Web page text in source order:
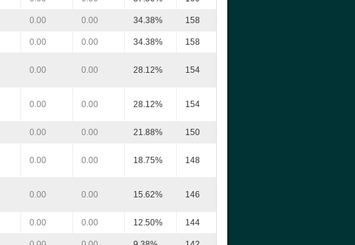
0.00 0.00 34.38% 158
0.00 0.00 34.38% 158
0.00 0.00 28.12% 154
0.00 0.00 28.12% 154
0.00 0.00 21.88% 150
0.00 0.00 18.75% 148
0.00 0.00 15.62% 146
0.00 0.00 12.50% 144